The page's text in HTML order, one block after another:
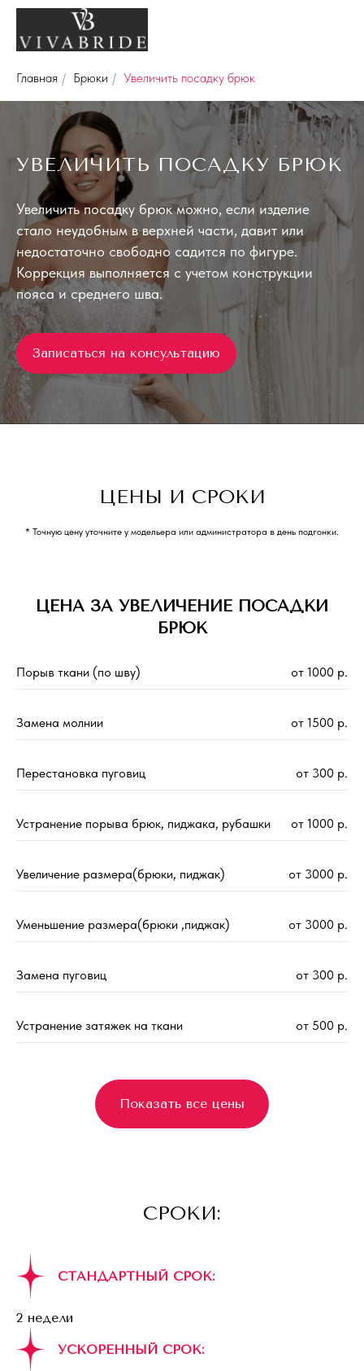
Главная / Брюки / Увеличить посадку брюк
УВЕЛИЧИТЬ ПОСАДКУ БРЮК
Увеличить посадку брюк можно, если изделие
стало неудобным в верхней части, давит или
недостаточно свободно садится по фигуре.
Коррекция выполняется с учетом конструкции
пояса и среднего шва.
Записаться на консультацию
ЦЕНЫ И СРОКИ
* Точную цену уточните у модельера или администратора в день подгонки.
ЦЕНА ЗА УВЕЛИЧЕНИЕ ПОСАДКИ
БРЮК
Порыв ткани (по шву) от 1000 р.
Замена молнии от 1500 р.
Перестановка пуговиц от 300 р.
Устранение порыва брюк, пиджака, рубашки от 1000 р.
Увеличение размера(брюки, пиджак) от 3000 р.
Уменьшение размера(брюки ,пиджак) от 3000 р.
Замена пуговиц от 300 р.
Устранение затяжек на ткани от 500 р.
Показать все цены
СРОКИ:
СТАНДАРТНЫЙ СРОК:
2 недели
УСКОРЕННЫЙ СРОК: